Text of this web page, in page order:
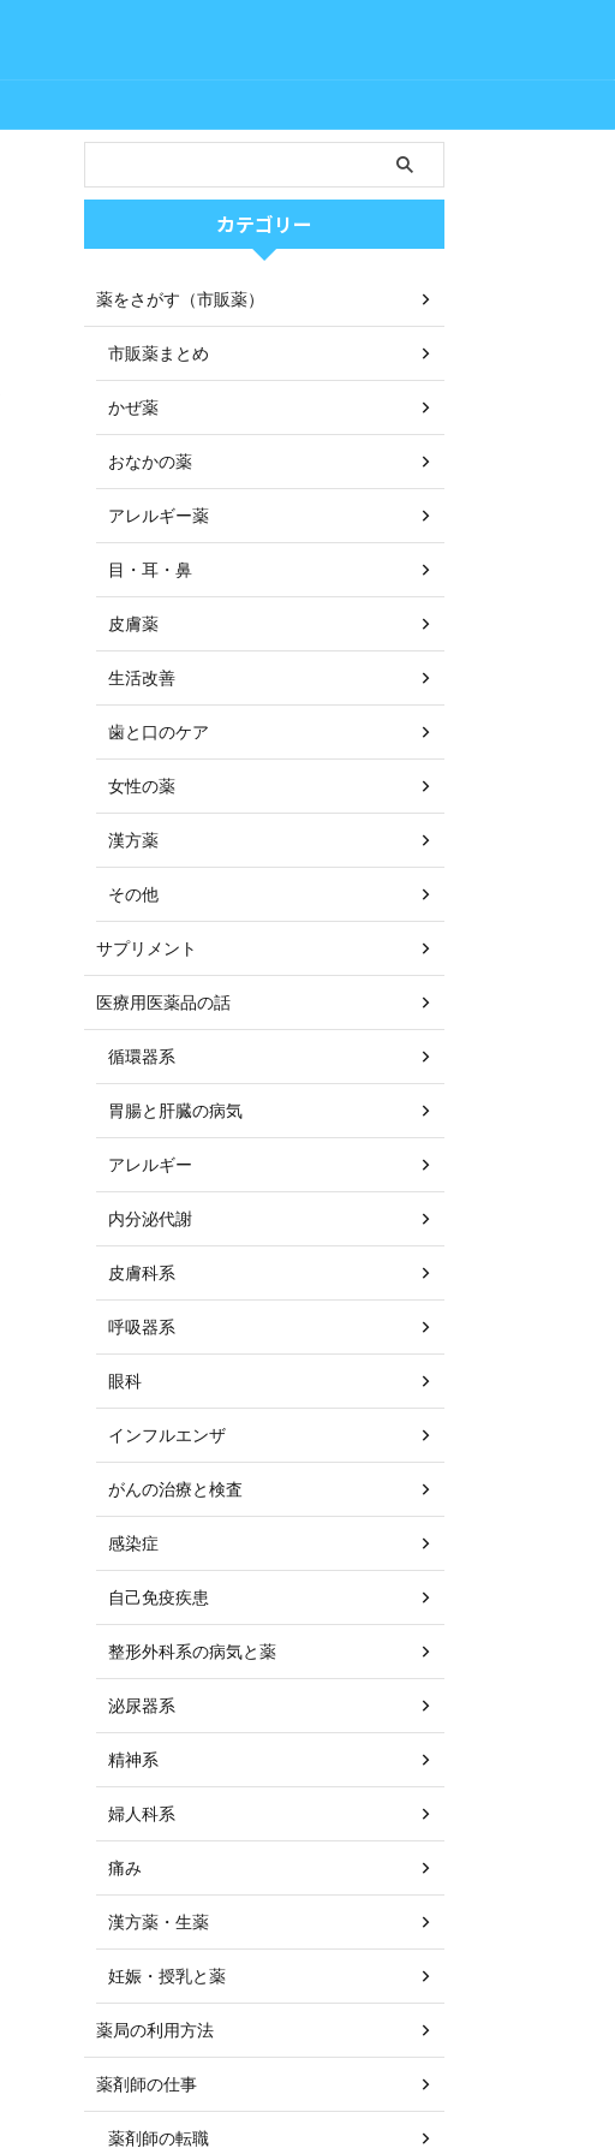
カテゴリー
薬をさがす（市販薬）
市販薬まとめ
かぜ薬
おなかの薬
アレルギー薬
目・耳・鼻
皮膚薬
生活改善
歯と口のケア
女性の薬
漢方薬
その他
サプリメント
医療用医薬品の話
循環器系
胃腸と肝臓の病気
アレルギー
内分泌代謝
皮膚科系
呼吸器系
眼科
インフルエンザ
がんの治療と検査
感染症
自己免疫疾患
整形外科系の病気と薬
泌尿器系
精神系
婦人科系
痛み
漢方薬・生薬
妊娠・授乳と薬
薬局の利用方法
薬剤師の仕事
薬剤師の転職